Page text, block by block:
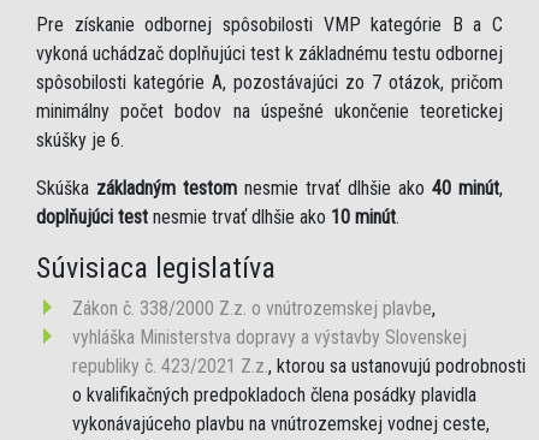
Pre získanie odbornej spôsobilosti VMP kategórie B a C
vykoná uchádzač doplňujúci test k základnému testu odbornej
spôsobilosti kategórie A, pozostávajúci zo 7 otázok, pričom
minimálny počet bodov na úspešné ukončenie teoretickej
skúšky je 6.
Skúška základným testom nesmie trvať dlhšie ako 40 minút,
doplňujúci test nesmie trvať dlhšie ako 10 minút.
Súvisiaca legislatíva
Zákon č. 338/2000 Z.z. o vnútrozemskej plavbe,
vyhláška Ministerstva dopravy a výstavby Slovenskej
republiky č. 423/2021 Z.z., ktorou sa ustanovujú podrobnosti
o kvalifikačných predpokladoch člena posádky plavidla
vykonávajúceho plavbu na vnútrozemskej vodnej ceste,